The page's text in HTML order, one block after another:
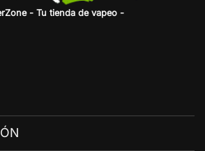
- Tu tienda de vapeo -